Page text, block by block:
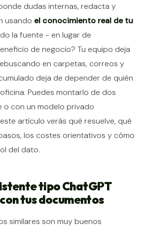
dudas internas, redacta y
usando el conocimiento real de tu
la fuente - en lugar de
de negocio? Tu equipo deja
en carpetas, correos y
deja de depender de quién
Puedes montarlo de dos
o con un modelo privado
artículo verás qué resuelve, qué
los costes orientativos y cómo
del dato.
tipo ChatGPT
tus documentos
similares son muy buenos